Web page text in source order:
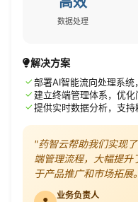
数据处理
解决方案
✓部署AI智能流向处理系
✓建立终端管理体系，优
✓提供实时数据分析，支持
"药智云帮助我们实现
端管理流程，大幅提升
于产品推广和市场拓展
业务负责人